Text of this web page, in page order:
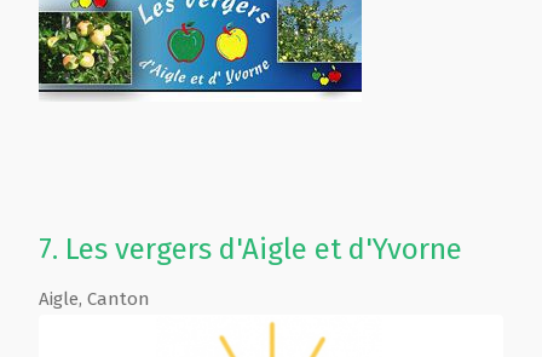
7. Les vergers d'Aigle et d'Yvorne
Aigle, Canton